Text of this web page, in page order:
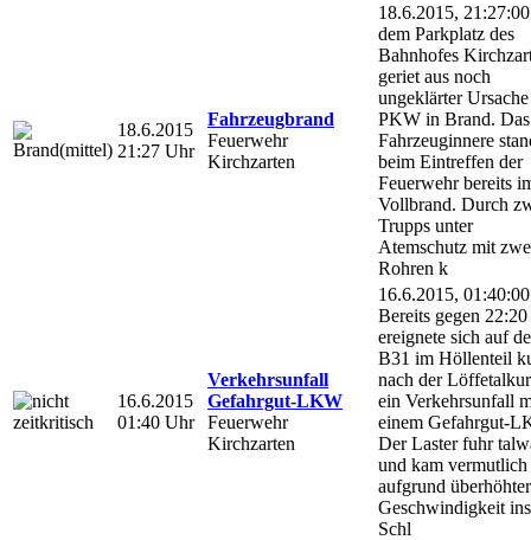
18.6.2015
21:27 Uhr
Fahrzeugbrand
Feuerwehr
Kirchzarten
18.6.2015,
dem Parkplatz des
Bahnhofes
geriet aus noch
ungeklärter
PKW in Brand. Das
Fahrzeuginnere
beim Eintreffen der
Feuerwehr bereits
Vollbrand. Durch
Trupps unter
Atemschutz mit
Rohren k
16.6.2015
01:40 Uhr
Verkehrsunfall
Gefahrgut-LKW
Feuerwehr
Kirchzarten
16.6.2015, 01:40:00
Bereits gegen
ereignete sich auf
B31 im Höllenteil
nach der
ein Verkehrsunfall
einem Gefahrgut-
Der Laster fuhr
und kam vermutlich
aufgrund überhöhter
Geschwindigkeit ins
Schl